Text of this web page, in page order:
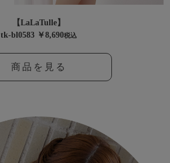
【LaLaTulle】
tk-bl0583 ￥8,690税込
商品を見る